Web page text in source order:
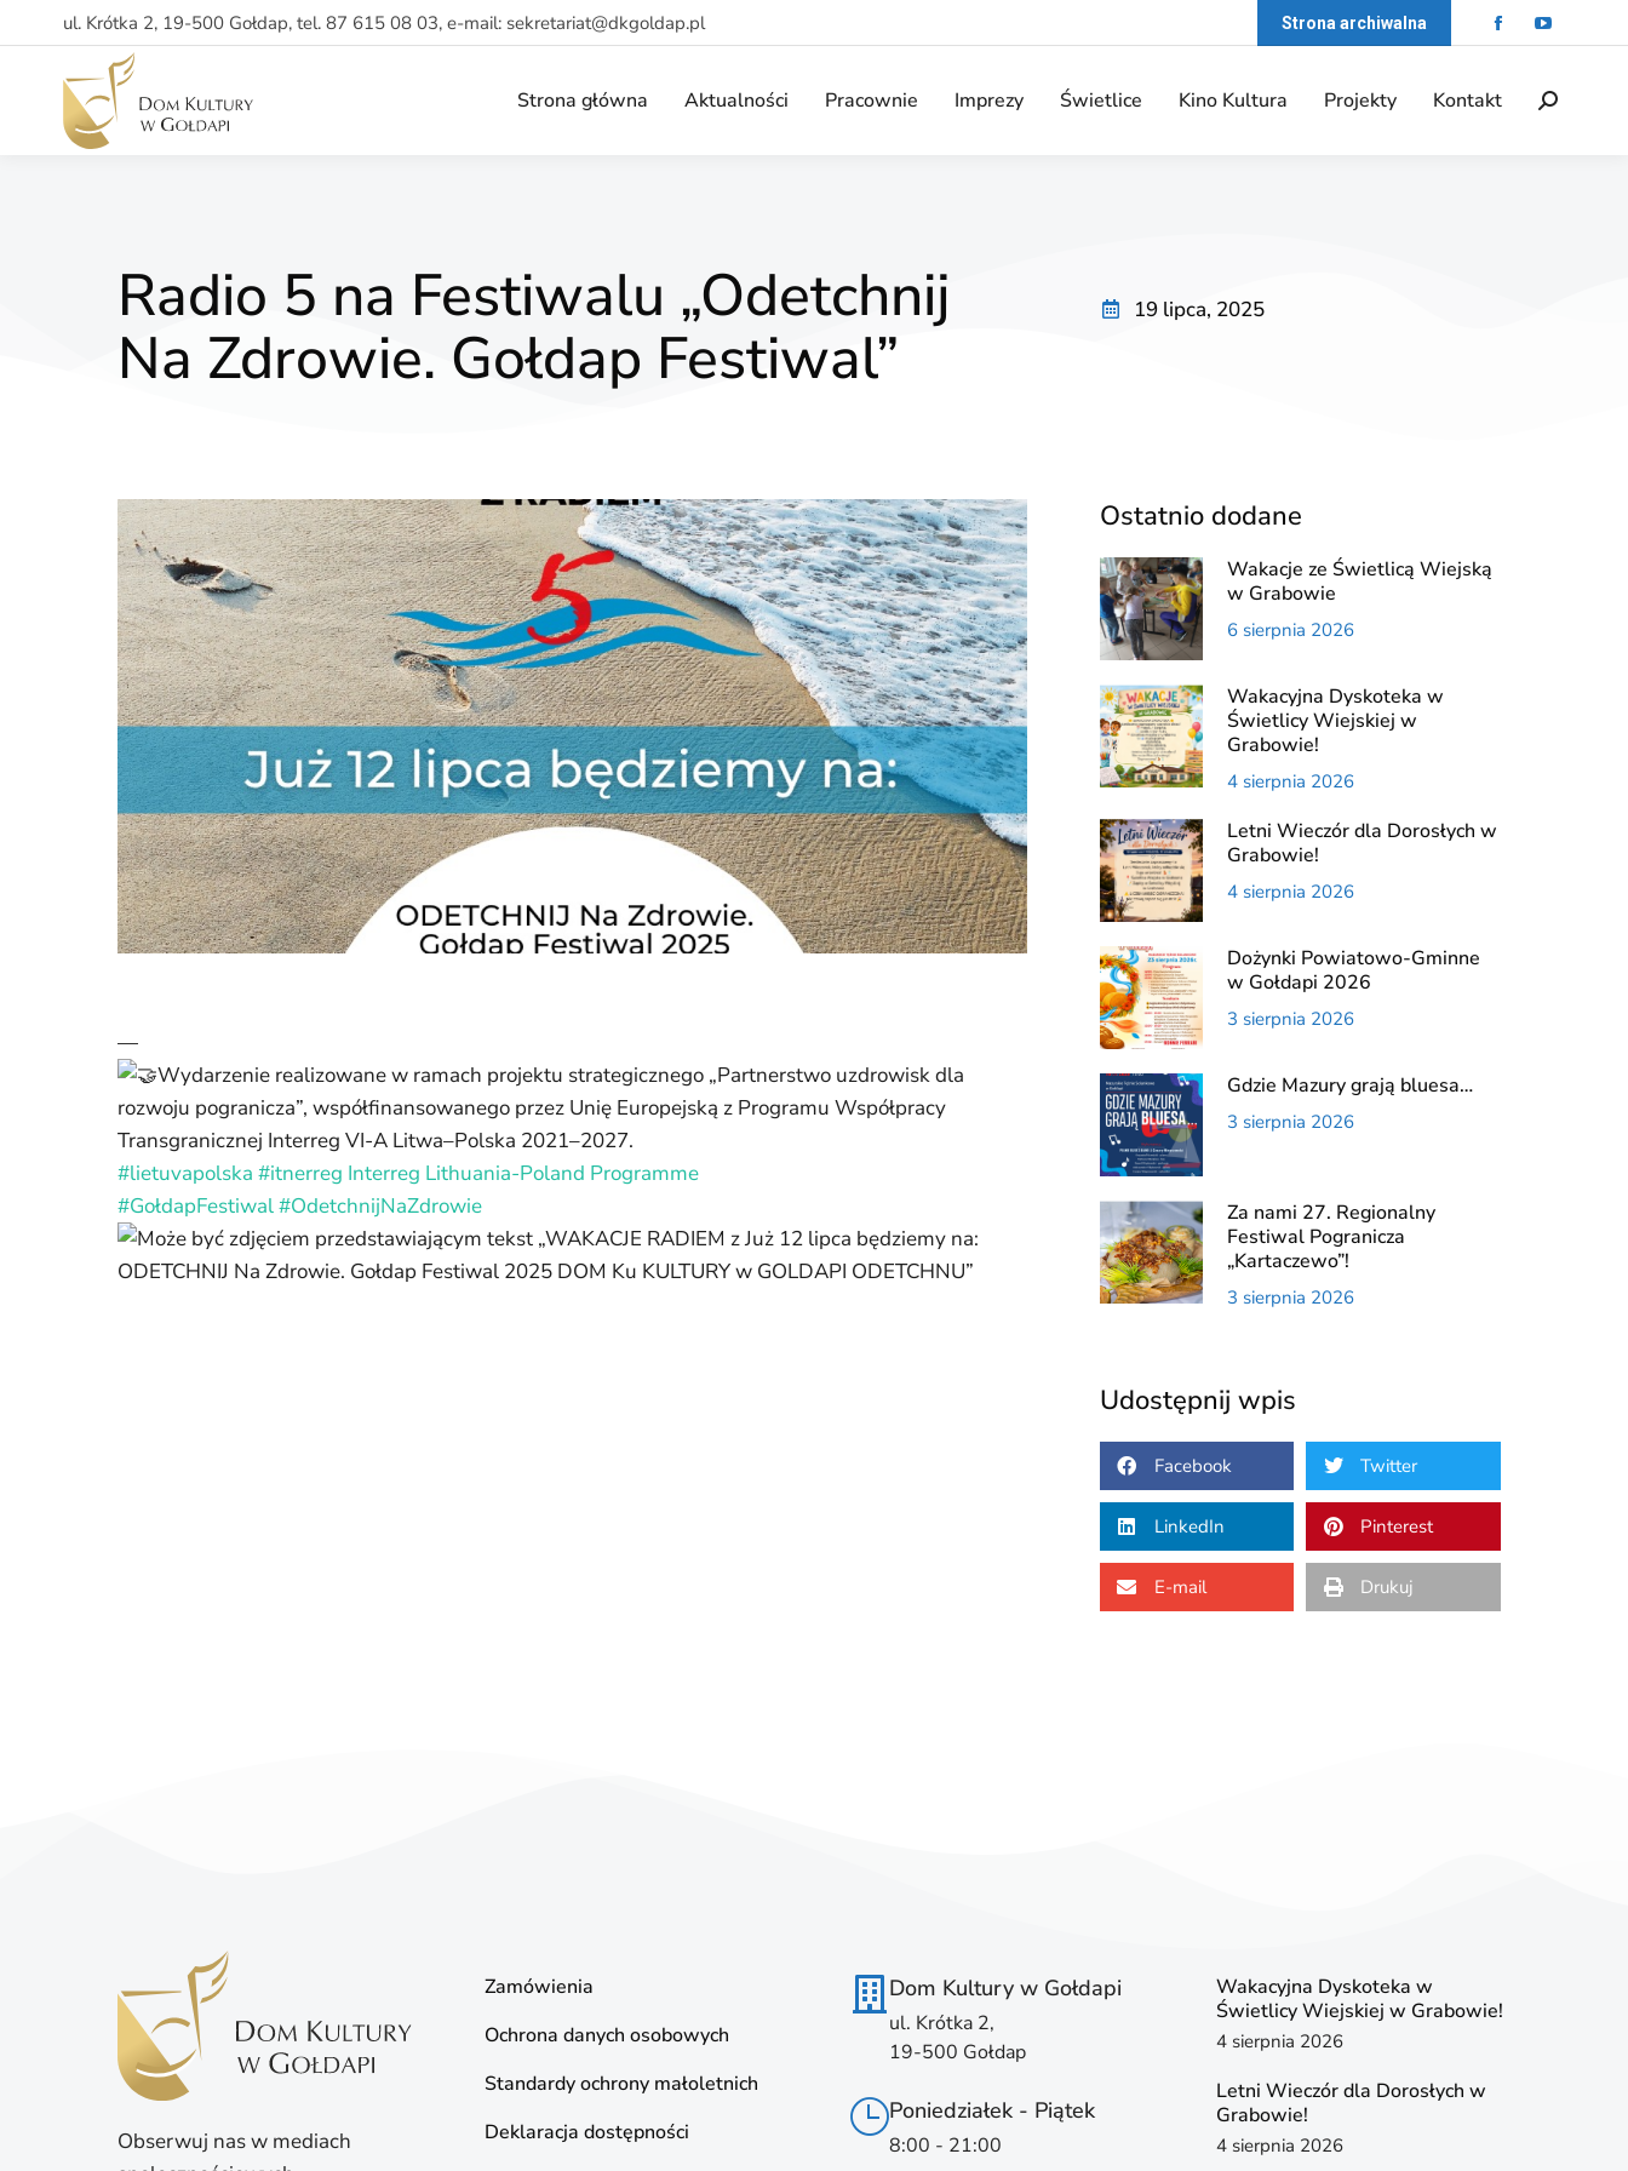
ul. Krótka 2, 19-500 Gołdap, tel. 87 615 08 03, e-mail: sekretariat@dkgoldap.pl Strona archiwalna
Strona główna Aktualności Pracownie Imprezy Świetlice Kino Kultura Projekty Kontakt
Radio 5 na Festiwalu „Odetchnij
Na Zdrowie. Gołdap Festiwal”
19 lipca, 2025
—
Wydarzenie realizowane w ramach projektu strategicznego „Partnerstwo uzdrowisk dla
rozwoju pogranicza”, współfinansowanego przez Unię Europejską z Programu Współpracy
Transgranicznej Interreg VI-A Litwa–Polska 2021–2027.
#lietuvapolska #itnerreg Interreg Lithuania-Poland Programme
#GołdapFestiwal#OdetchnijNaZdrowie
Ostatnio dodane
Wakacje ze Świetlicą Wiejską
w Grabowie
6 sierpnia 2026
Wakacyjna Dyskoteka w
Świetlicy Wiejskiej w
Grabowie!
4 sierpnia 2026
Letni Wieczór dla Dorosłych w
Grabowie!
4 sierpnia 2026
Dożynki Powiatowo-Gminne
w Gołdapi 2026
3 sierpnia 2026
Gdzie Mazury grają bluesa…
3 sierpnia 2026
Za nami 27. Regionalny
Festiwal Pogranicza
„Kartaczewo”!
3 sierpnia 2026
Udostępnij wpis
Facebook Twitter
LinkedIn Pinterest
E-mail Drukuj
Obserwuj nas w mediach
Zamówienia
Ochrona danych osobowych
Standardy ochrony małoletnich
Deklaracja dostępności
Dom Kultury w Gołdapi
ul. Krótka 2,
19-500 Gołdap
Poniedziałek - Piątek
8:00 - 21:00
Wakacyjna Dyskoteka w
Świetlicy Wiejskiej w Grabowie!
4 sierpnia 2026
Letni Wieczór dla Dorosłych w
Grabowie!
4 sierpnia 2026